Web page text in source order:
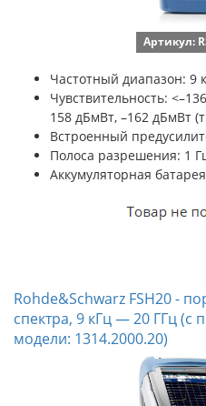
Артикул:
Частотный диапазон: 9
Чувствительность:
158 дБмВт, –162 дБмВт
Встроенный
Полоса разрешения: 1
Аккумуляторная
Rohde&Schwarz FSH20 -
спектра, 9 кГц — 20 ГГц (с
модели: 1314.2000.20)